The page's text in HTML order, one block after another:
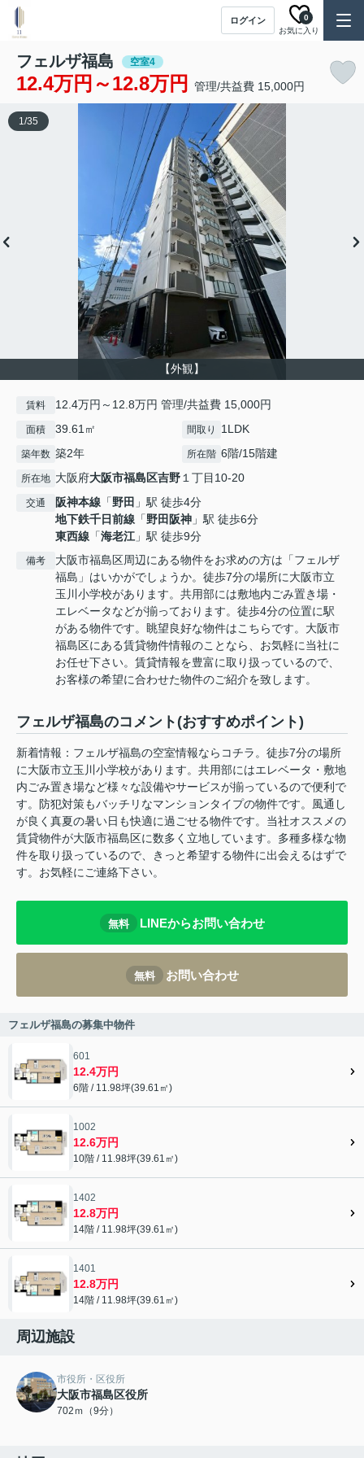
ログイン
お気に入り
0
フェルザ福島 空室4
12.4万円～12.8万円 管理/共益費 15,000円
【外観】
1/35
賃料 12.4万円～12.8万円 管理/共益費 15,000円
面積 39.61㎡ 間取り 1LDK
築年数 築2年 所在階 6階/15階建
所在地 大阪府大阪市福島区吉野１丁目10-20
交通 阪神本線 「野田 」駅 徒歩4分
地下鉄千日前線 「野田阪神 」駅 徒歩6分
東西線 「海老江」駅 徒歩9分
備考
大阪市福島区周辺にある物件をお求めの方は「フェルザ
福島」はいかがでしょうか。徒歩7分の場所に大阪市立
玉川小学校があります。共用部には敷地内ごみ置き場・
エレベータなどが揃っております。徒歩4分の位置に駅
がある物件です。眺望良好な物件はこちらです。大阪市
福島区にある賃貸物件情報のことなら、お気軽に当社に
お任せ下さい。賃貸情報を豊富に取り扱っているので、
お客様の希望に合わせた物件のご紹介を致します。
フェルザ福島のコメント(おすすめポイント)
新着情報：フェルザ福島の空室情報ならコチラ。徒歩7分の場所
に大阪市立玉川小学校があります。共用部にはエレベータ・敷地
内ごみ置き場など様々な設備やサービスが揃っているので便利で
す。防犯対策もバッチリなマンションタイプの物件です。風通し
が良く真夏の暑い日も快適に過ごせる物件です。当社オススメの
賃貸物件が大阪市福島区に数多く立地しています。多種多様な物
件を取り扱っているので、きっと希望する物件に出会えるはずで
す。お気軽にご連絡下さい。
無料 LINEからお問い合わせ
無料 お問い合わせ
フェルザ福島の募集中物件
601
12.4万円
6階 / 11.98坪(39.61㎡)
1002
12.6万円
10階 / 11.98坪(39.61㎡)
1402
12.8万円
14階 / 11.98坪(39.61㎡)
1401
12.8万円
14階 / 11.98坪(39.61㎡)
周辺施設
市役所・区役所
大阪市福島区役所
702ｍ（9分）